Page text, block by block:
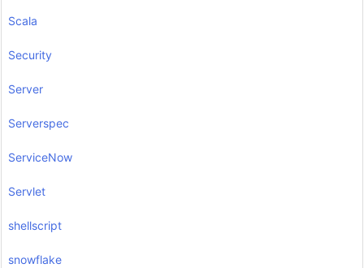
Scala
Security
Server
Serverspec
ServiceNow
Servlet
shellscript
snowflake